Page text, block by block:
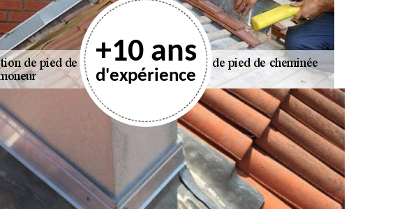
+10 ans
d'expérience